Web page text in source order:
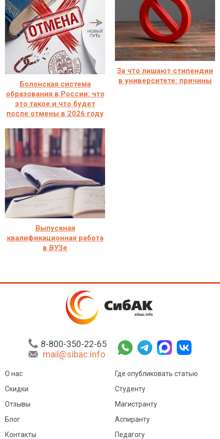
Болонская система
образования в России: что
это такое и что будет
после отмены в 2026 году
За что лишают стипендии
в университете: причины
Выпускная
квалификационная работа
в ВУЗе
8-800-350-22-65
mail@sibac.info
О нас
Скидки
Отзывы
Блог
Контакты
Где опубликовать статью
Студенту
Магистранту
Аспиранту
Педагогу